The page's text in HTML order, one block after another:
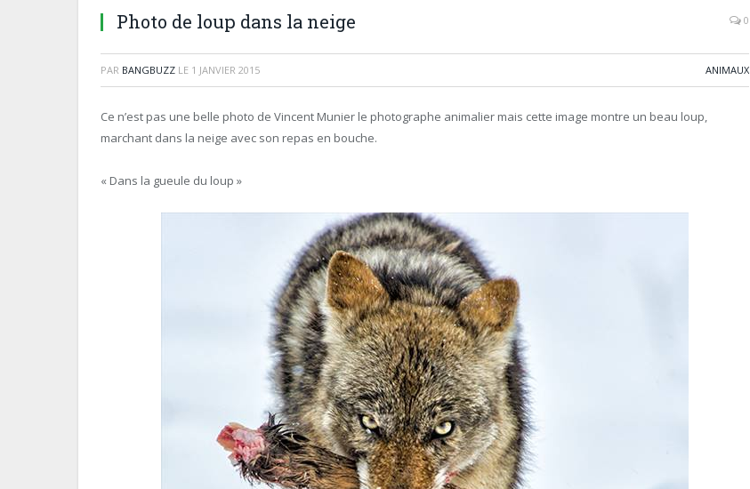
Photo de loup dans la neige 0
PAR BANGBUZZ LE 1 JANVIER 2015 ANIMAUX
Ce n’est pas une belle photo de Vincent Munier le photographe animalier mais cette image montre un beau loup,
marchant dans la neige avec son repas en bouche.
« Dans la gueule du loup »